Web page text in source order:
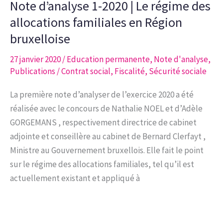
|
Analyse
du
régime
de
la
jeunesse
Région
bruxelloise
Note d’analyse 1-2020 | Le régime des
allocations familiales en Région
bruxelloise
27 janvier 2020/Education permanente, Note d'analyse,
Publications/Contrat social, Fiscalité, Sécurité sociale
La première note d’analyser de l’exercice 2020 a été
réalisée avec le concours de Nathalie NOEL et d’Adèle
GORGEMANS , respectivement directrice de cabinet
adjointe et conseillère au cabinet de Bernard Clerfayt ,
Ministre au Gouvernement bruxellois. Elle fait le point
sur le régime des allocations familiales, tel qu’il est
actuellement existant et appliqué à